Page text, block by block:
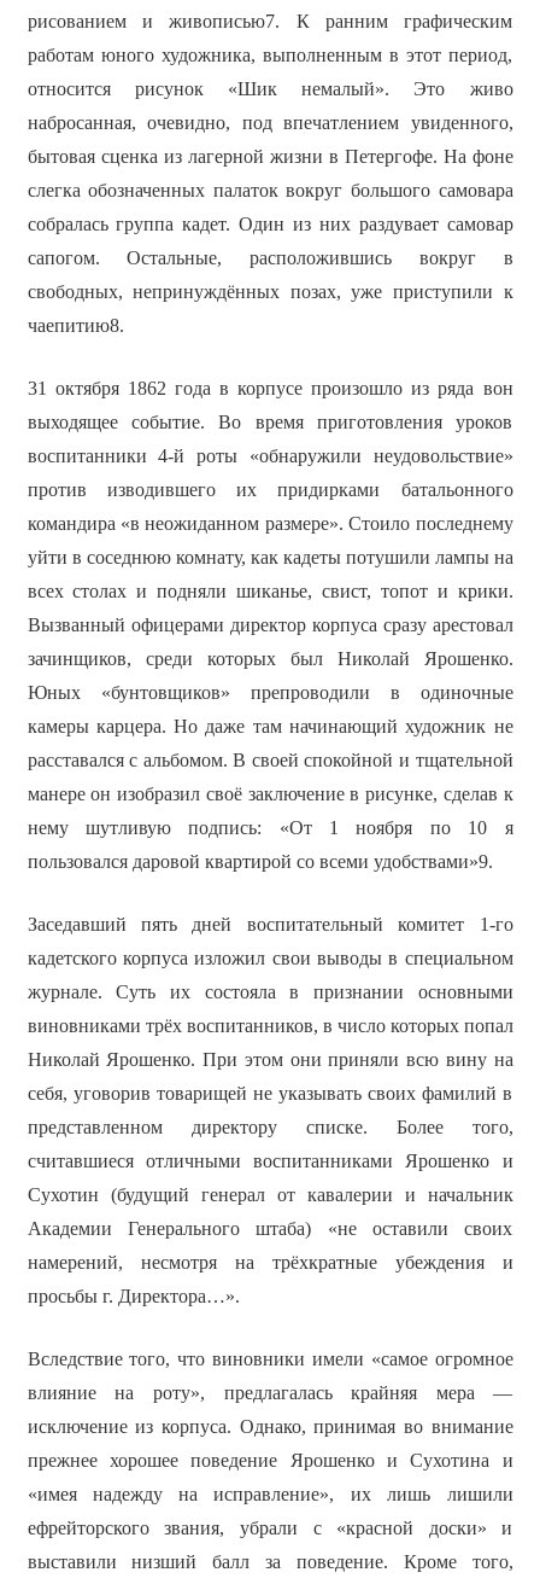
рисованием и живописью7. К ранним графическим
работам юного художника, выполненным в этот период,
относится рисунок «Шик немалый». Это живо
набросанная, очевидно, под впечатлением увиденного,
бытовая сценка из лагерной жизни в Петергофе. На фоне
слегка обозначенных палаток вокруг большого самовара
собралась группа кадет. Один из них раздувает самовар
сапогом. Остальные, расположившись вокруг в
свободных, непринуждённых позах, уже приступили к
чаепитию8.
31 октября 1862 года в корпусе произошло из ряда вон
выходящее событие. Во время приготовления уроков
воспитанники 4-й роты «обнаружили неудовольствие»
против изводившего их придирками батальонного
командира «в неожиданном размере». Стоило последнему
уйти в соседнюю комнату, как кадеты потушили лампы на
всех столах и подняли шиканье, свист, топот и крики.
Вызванный офицерами директор корпуса сразу арестовал
зачинщиков, среди которых был Николай Ярошенко.
Юных «бунтовщиков» препроводили в одиночные
камеры карцера. Но даже там начинающий художник не
расставался с альбомом. В своей спокойной и тщательной
манере он изобразил своё заключение в рисунке, сделав к
нему шутливую подпись: «От 1 ноября по 10 я
пользовался даровой квартирой со всеми удобствами»9.
Заседавший пять дней воспитательный комитет 1-го
кадетского корпуса изложил свои выводы в специальном
журнале. Суть их состояла в признании основными
виновниками трёх воспитанников, в число которых попал
Николай Ярошенко. При этом они приняли всю вину на
себя, уговорив товарищей не указывать своих фамилий в
представленном директору списке. Более того,
считавшиеся отличными воспитанниками Ярошенко и
Сухотин (будущий генерал от кавалерии и начальник
Академии Генерального штаба) «не оставили своих
намерений, несмотря на трёхкратные убеждения и
просьбы г. Директора…».
Вследствие того, что виновники имели «самое огромное
влияние на роту», предлагалась крайняя мера —
исключение из корпуса. Однако, принимая во внимание
прежнее хорошее поведение Ярошенко и Сухотина и
«имея надежду на исправление», их лишь лишили
ефрейторского звания, убрали с «красной доски» и
выставили низший балл за поведение. Кроме того,